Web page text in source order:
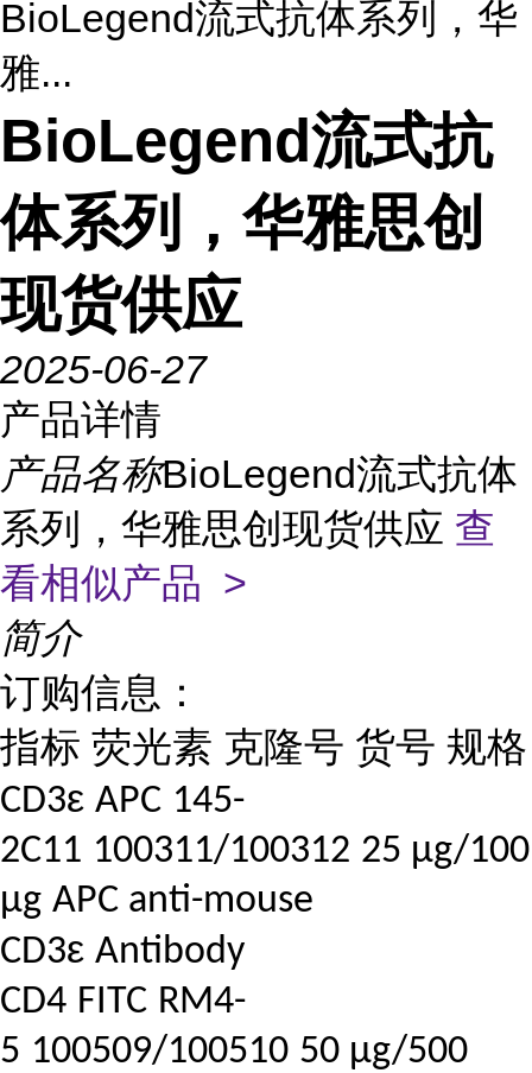
BioLegend流式抗体系列，华
雅...
BioLegend流式抗
体系列，华雅思创
现货供应
2025-06-27
产品详情
产品名称BioLegend流式抗体
系列，华雅思创现货供应 查
看相似产品 >
简介
订购信息：
指标 荧光素 克隆号 货号 规格
CD3ε APC 145-
2C11 100311/100312 25 μg/100
μg APC anti-mouse
CD3ε Antibody
CD4 FITC RM4-
5 100509/100510 50 μg/500